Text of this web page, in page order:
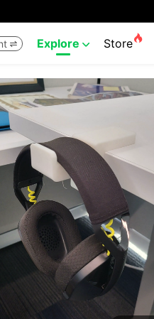
 Explore  Store